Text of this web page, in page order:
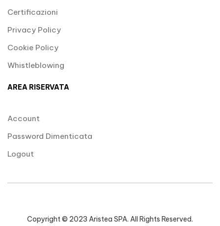
Certificazioni
Privacy Policy
Cookie Policy
Whistleblowing
AREA RISERVATA
Account
Password Dimenticata
Logout
Copyright © 2023 Aristea SPA. All Rights Reserved.